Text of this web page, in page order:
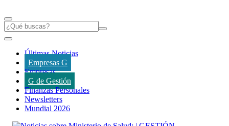
Últimas Noticias
Empresas G
Empresas
G de Gestión
Finanzas Personales
Newsletters
Mundial 2026